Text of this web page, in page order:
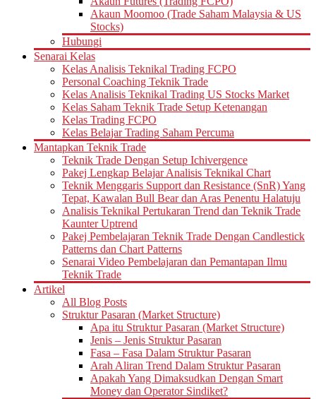
Akaun Moomoo (Trade Saham Malaysia & US
Stocks)
Hubungi
Senarai Kelas
Kelas Analisis Teknikal Trading FCPO
Personal Coaching Teknik Trade
Kelas Analisis Teknikal Trading US Stocks Market
Kelas Saham Teknik Trade Setup Ketenangan
Kelas Trading FCPO
Kelas Belajar Trading Saham Percuma
Mantapkan Teknik Trade
Teknik Trade Dengan Setup Ichivergence
Pakej Lengkap Belajar Analisis Teknikal Chart
Teknik Menggaris Support dan Resistance (SnR) Yang
Tepat, Kawalan Bull Bear dan Aras Penentu Halatuju
Analisis Teknikal Pertukaran Trend dan Teknik Trade
Kaunter Uptrend
Pakej Pembelajaran Teknik Trade Dengan Candlestick
Patterns dan Chart Patterns
Senarai Video Pembelajaran dan Pemantapan Ilmu
Teknik Trade
Artikel
All Blog Posts
Struktur Pasaran (Market Structure)
Apa itu Struktur Pasaran (Market Structure)
Jenis – Jenis Struktur Pasaran
Fasa – Fasa Dalam Struktur Pasaran
Arah Aliran Trend Dalam Struktur Pasaran
Apakah Yang Dimaksudkan Dengan Smart
Money dan Operator Sindiket?